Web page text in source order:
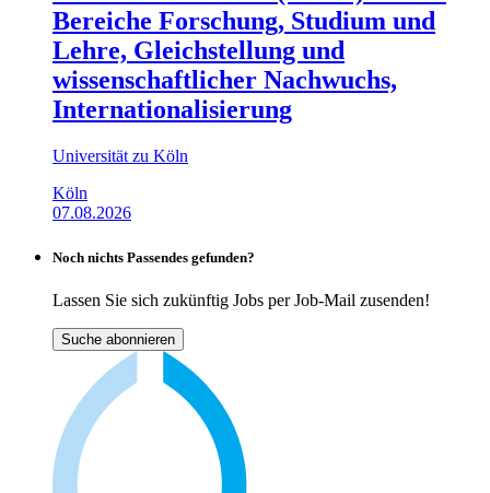
Bereiche Forschung, Studium und
Lehre, Gleichstellung und
wissenschaftlicher Nachwuchs,
Internationalisierung
Universität zu Köln
Köln
07.08.2026
Noch nichts Passendes gefunden?
Lassen Sie sich zukünftig Jobs per Job-Mail zusenden!
Suche abonnieren